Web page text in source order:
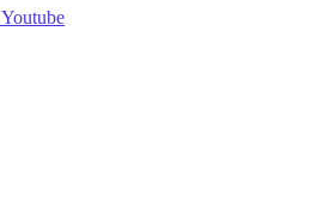
Youtube